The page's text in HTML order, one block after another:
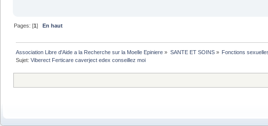
Pages: [1]En haut
Association Libre d'Aide a la Recherche sur la Moelle Epiniere » SANTE ET SOINS» Fonctions
Sujet:Viberect Ferticare caverject edex conseillez moi